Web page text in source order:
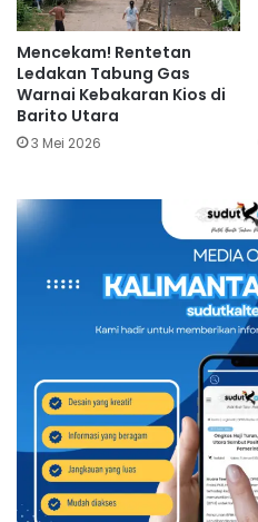
Mencekam! Rentetan
Ledakan Tabung Gas
Warnai Kebakaran Kios di
Barito Utara
3 Mei 2026